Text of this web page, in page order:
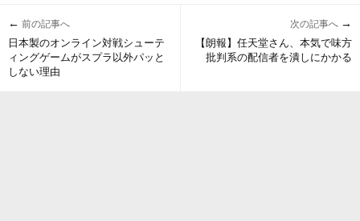
← 前の記事へ
日本製のオンライン対戦シューテ
ィングゲームがスプラ以外パッと
しない理由
次の記事へ →
【朗報】任天堂さん、本気で味方
批判系の配信者を潰しにかかる